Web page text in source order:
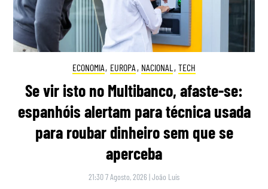
ECONOMIA, EUROPA , NACIONAL , TECH
Se vir isto no Multibanco, afaste-se:
espanhóis alertam para técnica usada
para roubar dinheiro sem que se
aperceba
21:30 7 Agosto, 2026 |João Luís